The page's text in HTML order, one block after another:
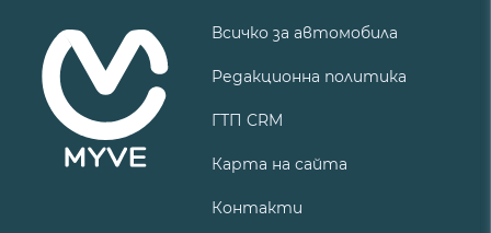
Всичко за автомобила
Редакционна политика
ГТП CRM
Карта на сайта
Контакти